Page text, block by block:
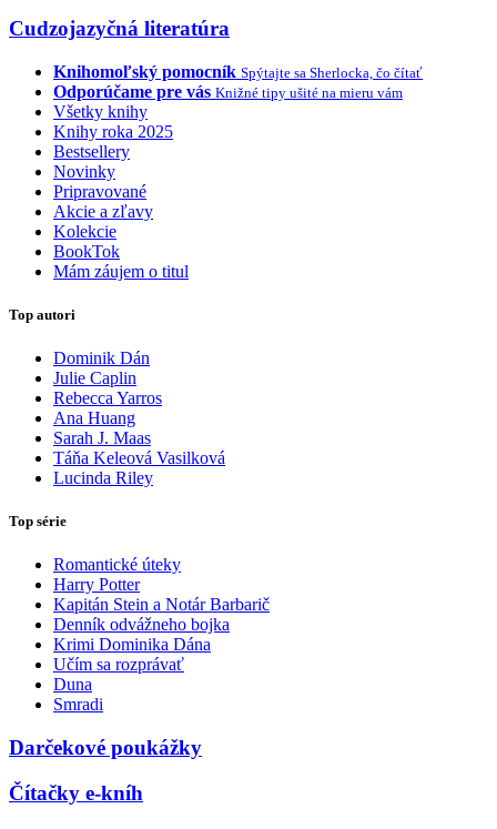
Cudzojazyčná literatúra
Knihomoľský pomocník Spýtajte sa Sherlocka, čo čítať
Odporúčame pre vás Knižné tipy ušité na mieru vám
Všetky knihy
Knihy roka 2025
Bestsellery
Novinky
Pripravované
Akcie a zľavy
Kolekcie
BookTok
Mám záujem o titul
Top autori
Dominik Dán
Julie Caplin
Rebecca Yarros
Ana Huang
Sarah J. Maas
Táňa Keleová Vasilková
Lucinda Riley
Top série
Romantické úteky
Harry Potter
Kapitán Stein a Notár Barbarič
Denník odvážneho bojka
Krimi Dominika Dána
Učím sa rozprávať
Duna
Smradi
Darčekové poukážky
Čítačky e-kníh